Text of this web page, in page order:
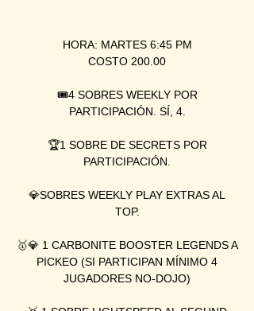
HORA: MARTES 6:45 PM
COSTO 200.00
🎟4 SOBRES WEEKLY POR
PARTICIPACIÓN. SÍ, 4.
🏆1 SOBRE DE SECRETS POR
PARTICIPACIÓN.
💎SOBRES WEEKLY PLAY EXTRAS AL
TOP.
🥇💎 1 CARBONITE BOOSTER LEGENDS A
PICKEO (SI PARTICIPAN MÍNIMO 4
JUGADORES NO-DOJO)